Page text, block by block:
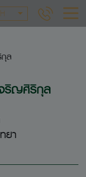
ญศิริกุล
ยา